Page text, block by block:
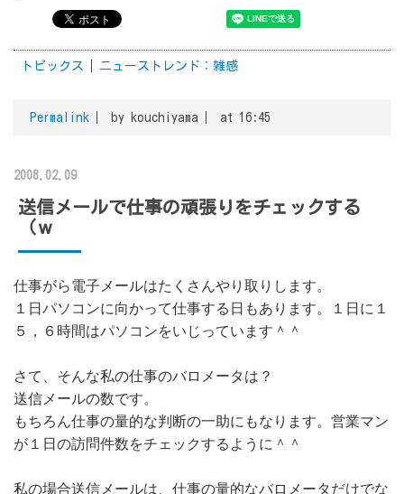
トピックス ニューストレンド：雑感
Permalink by kouchiyama at 16:45
2008.02.09
送信メールで仕事の頑張りをチェックする
（ｗ
仕事がら電子メールはたくさんやり取りします。
１日パソコンに向かって仕事する日もあります。１日に１
５，６時間はパソコンをいじっています＾＾
さて、そんな私の仕事のバロメータは？
送信メールの数です。
もちろん仕事の量的な判断の一助にもなります。営業マン
が１日の訪問件数をチェックするように＾＾
私の場合送信メールは、仕事の量的なバロメータだけでな